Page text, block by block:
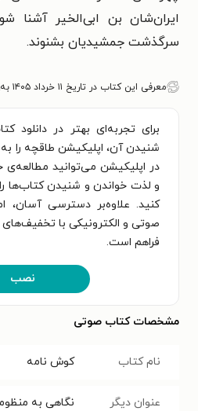
ایران‌شان بن ابی‌الخیر آشنا
سرگذشت جمشیدیان بشنوند.
معرفی این کتاب در تاریخ ۱۱ خرداد ۱۴۰۵ به‌روزرسانی شده است.
برای تجربه‌ای بهتر در
شنیدن آن، اپلیکیشن طاقچه را
در اپلیکیشن می‌توانید
و لذت خواندن و شنیدن کتاب‌ها
کنید. علاوه‌بر دسترسی آسان،
صوتی و الکترونیکی با
فراهم است.
نصب
مشخصات کتاب صوتی
نام کتاب کوش نامه
عنوان دیگر نگاهی به